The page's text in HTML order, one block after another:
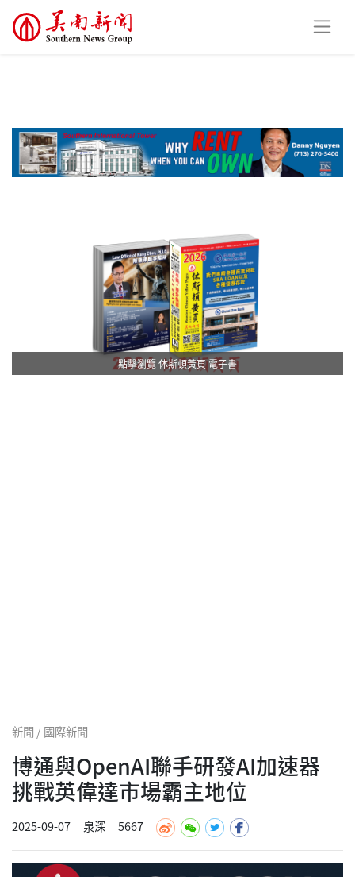
點擊瀏覽 休斯頓黃頁 電子書
新聞 / 國際新聞
博通與OpenAI聯手研發AI加速器
挑戰英偉達市場霸主地位
2025-09-07 泉深 5667